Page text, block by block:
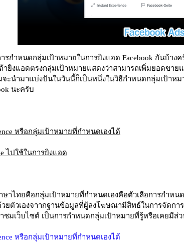
รกำหนดกลุ่มเป้าหมายในการยิงแอด Facebook กันบ้า
ายิงแอดตรงกลุ่มเป้าหมายแสดงว่าสามารถเพิ่มยอดข
ะนำมาแบ่งปันในวันนี้ก็เป็นหนึ่งในวิธีกำหนดกลุ่มเป้าห
นะครับ
หรือกลุ่มเป้าหมายที่กำหนดเองได้
ไปใช้ในการยิงแอด
าษาไทยคือกลุ่มเป้าหมายที่กำหนดเองคือตัวเลือการก
ยตัวเองจาากฐานข้อมูลที่ผู้ลงโฆษณามีสิทธ์ในการจัดก
ชมเว็บไซต์ เป็นการกำหนดกลุ่มเป้าหมายที่รู้หรือเคยมีส่
หรือกลุ่มเป้าหมายที่กำหนดเองได้